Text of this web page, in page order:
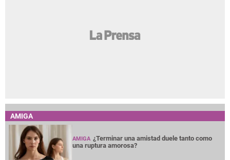
AMIGA
AMIGA ¿Terminar una amistad duele tanto como
una ruptura amorosa?